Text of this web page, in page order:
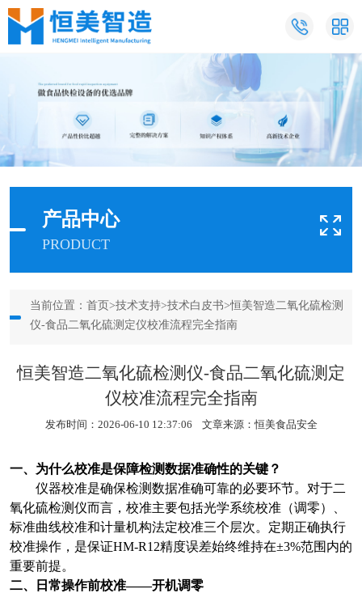
产品中心
PRODUCT
当前位置： 首页 >技术支持>技术白皮书>恒美智造二氧化硫检测
仪-食品二氧化硫测定仪校准流程完全指南
恒美智造二氧化硫检测仪-食品二氧化硫测定
仪校准流程完全指南
发布时间：2026-06-10 12:37:06 文章来源：恒美食品安全
一、为什么校准是保障检测数据准确性的关键？
仪器校准是确保检测数据准确可靠的必要环节。对于二
氧化硫检测仪而言，校准主要包括光学系统校准（调零）、
标准曲线校准和计量机构法定校准三个层次。定期正确执行
校准操作，是保证HM-R12精度误差始终维持在±3%范围内的
重要前提。
二、日常操作前校准——开机调零